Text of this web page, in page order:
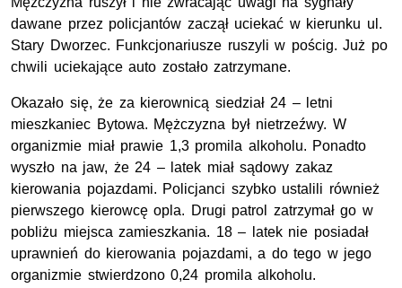
dawane przez policjantów zaczął uciekać w kierunku ul.
Stary Dworzec. Funkcjonariusze ruszyli w pościg. Już po
chwili uciekające auto zostało zatrzymane.
Okazało się, że za kierownicą siedział 24 – letni
mieszkaniec Bytowa. Mężczyzna był nietrzeźwy. W
organizmie miał prawie 1,3 promila alkoholu. Ponadto
wyszło na jaw, że 24 – latek miał sądowy zakaz
kierowania pojazdami. Policjanci szybko ustalili również
pierwszego kierowcę opla. Drugi patrol zatrzymał go w
pobliżu miejsca zamieszkania. 18 – latek nie posiadał
uprawnień do kierowania pojazdami, a do tego w jego
organizmie stwierdzono 0,24 promila alkoholu.